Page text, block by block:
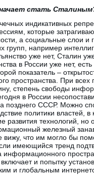
стать
индикативных
которые
а социальные слои и
групп, например
уже нет, Сталин
в России уже нет, есть
показатель –
пространства. При всех
степень свободы
в России
позднего СССР. Можно
политики властей, в
развития технологий, но
железный
вижу, что им могло бы
имеющийся тренд
информационного
и попытку
и глобальным